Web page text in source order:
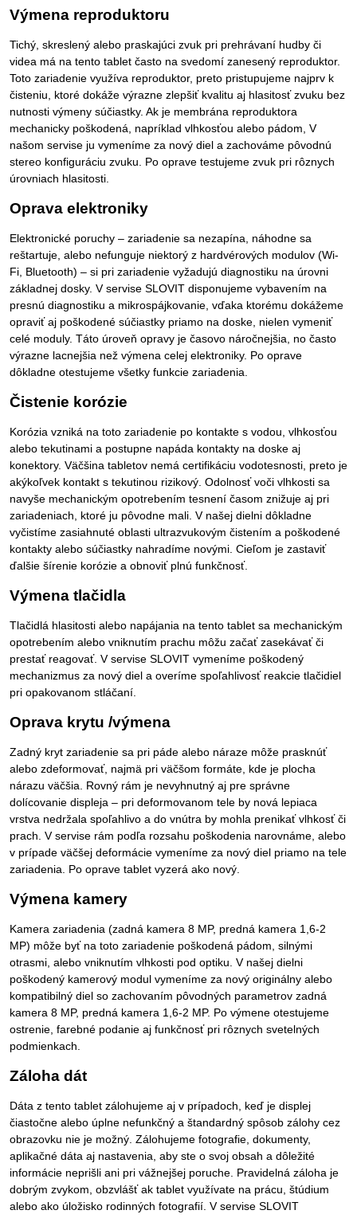
Výmena reproduktoru
Tichý, skreslený alebo praskajúci zvuk pri prehrávaní hudby či
videa má na tento tablet často na svedomí zanesený reproduktor.
Toto zariadenie využíva reproduktor, preto pristupujeme najprv k
čisteniu, ktoré dokáže výrazne zlepšiť kvalitu aj hlasitosť zvuku bez
nutnosti výmeny súčiastky. Ak je membrána reproduktora
mechanicky poškodená, napríklad vlhkosťou alebo pádom, V
našom servise ju vymeníme za nový diel a zachováme pôvodnú
stereo konfiguráciu zvuku. Po oprave testujeme zvuk pri rôznych
úrovniach hlasitosti.
Oprava elektroniky
Elektronické poruchy – zariadenie sa nezapína, náhodne sa
reštartuje, alebo nefunguje niektorý z hardvérových modulov (Wi-
Fi, Bluetooth) – si pri zariadenie vyžadujú diagnostiku na úrovni
základnej dosky. V servise SLOVIT disponujeme vybavením na
presnú diagnostiku a mikrospájkovanie, vďaka ktorému dokážeme
opraviť aj poškodené súčiastky priamo na doske, nielen vymeniť
celé moduly. Táto úroveň opravy je časovo náročnejšia, no často
výrazne lacnejšia než výmena celej elektroniky. Po oprave
dôkladne otestujeme všetky funkcie zariadenia.
Čistenie korózie
Korózia vzniká na toto zariadenie po kontakte s vodou, vlhkosťou
alebo tekutinami a postupne napáda kontakty na doske aj
konektory. Väčšina tabletov nemá certifikáciu vodotesnosti, preto je
akýkoľvek kontakt s tekutinou rizikový. Odolnosť voči vlhkosti sa
navyše mechanickým opotrebením tesnení časom znižuje aj pri
zariadeniach, ktoré ju pôvodne mali. V našej dielni dôkladne
vyčistíme zasiahnuté oblasti ultrazvukovým čistením a poškodené
kontakty alebo súčiastky nahradíme novými. Cieľom je zastaviť
ďalšie šírenie korózie a obnoviť plnú funkčnosť.
Výmena tlačidla
Tlačidlá hlasitosti alebo napájania na tento tablet sa mechanickým
opotrebením alebo vniknutím prachu môžu začať zasekávať či
prestať reagovať. V servise SLOVIT vymeníme poškodený
mechanizmus za nový diel a overíme spoľahlivosť reakcie tlačidiel
pri opakovanom stláčaní.
Oprava krytu /výmena
Zadný kryt zariadenie sa pri páde alebo náraze môže prasknúť
alebo zdeformovať, najmä pri väčšom formáte, kde je plocha
nárazu väčšia. Rovný rám je nevyhnutný aj pre správne
dolícovanie displeja – pri deformovanom tele by nová lepiaca
vrstva nedržala spoľahlivo a do vnútra by mohla prenikať vlhkosť či
prach. V servise rám podľa rozsahu poškodenia narovnáme, alebo
v prípade väčšej deformácie vymeníme za nový diel priamo na tele
zariadenia. Po oprave tablet vyzerá ako nový.
Výmena kamery
Kamera zariadenia (zadná kamera 8 MP, predná kamera 1,6-2
MP) môže byť na toto zariadenie poškodená pádom, silnými
otrasmi, alebo vniknutím vlhkosti pod optiku. V našej dielni
poškodený kamerový modul vymeníme za nový originálny alebo
kompatibilný diel so zachovaním pôvodných parametrov zadná
kamera 8 MP, predná kamera 1,6-2 MP. Po výmene otestujeme
ostrenie, farebné podanie aj funkčnosť pri rôznych svetelných
podmienkach.
Záloha dát
Dáta z tento tablet zálohujeme aj v prípadoch, keď je displej
čiastočne alebo úplne nefunkčný a štandardný spôsob zálohy cez
obrazovku nie je možný. Zálohujeme fotografie, dokumenty,
aplikačné dáta aj nastavenia, aby ste o svoj obsah a dôležité
informácie neprišli ani pri vážnejšej poruche. Pravidelná záloha je
dobrým zvykom, obzvlášť ak tablet využívate na prácu, štúdium
alebo ako úložisko rodinných fotografií. V servise SLOVIT